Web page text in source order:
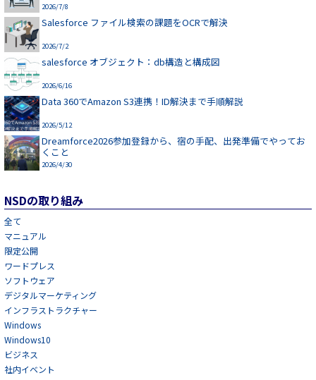
2026/7/8
Salesforce ファイル検索の課題をOCRで解決
2026/7/2
salesforce オブジェクト：db構造と構成図
2026/6/16
Data 360でAmazon S3連携！ID解決まで手順解説
2026/5/12
Dreamforce2026参加登録から、宿の手配、出発準備でやってお
くこと
2026/4/30
NSDの取り組み
全て
マニュアル
限定公開
ワードプレス
ソフトウェア
デジタルマーケティング
インフラストラクチャー
Windows
Windows10
ビジネス
社内イベント